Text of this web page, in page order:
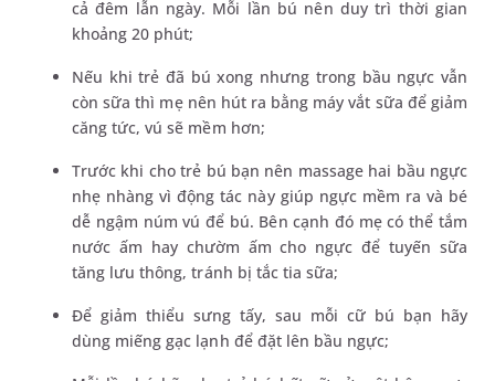
cả đêm lẫn ngày. Mỗi lần bú nên duy trì thời gian
khoảng 20 phút;
Nếu khi trẻ đã bú xong nhưng trong bầu ngực vẫn
còn sữa thì mẹ nên hút ra bằng máy vắt sữa để giảm
căng tức, vú sẽ mềm hơn;
Trước khi cho trẻ bú bạn nên massage hai bầu ngực
nhẹ nhàng vì động tác này giúp ngực mềm ra và bé
dễ ngậm núm vú để bú. Bên cạnh đó mẹ có thể tắm
nước ấm hay chườm ấm cho ngực để tuyến sữa
tăng lưu thông, tránh bị tắc tia sữa;
Để giảm thiểu sưng tấy, sau mỗi cữ bú bạn hãy
dùng miếng gạc lạnh để đặt lên bầu ngực;